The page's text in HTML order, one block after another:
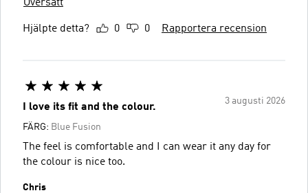
Översätt
Hjälpte detta? 0 0 Rapportera recension
3 augusti 2026
I love its fit and the colour.
FÄRG: Blue Fusion
The feel is comfortable and I can wear it any day for
the colour is nice too.
Chris